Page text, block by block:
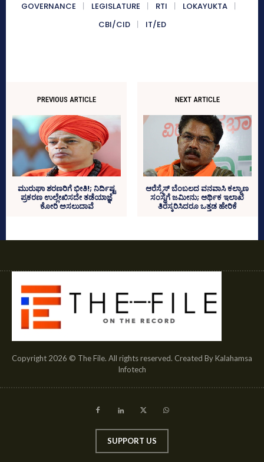
GOVERNANCE LEGISLATURE RTI
LOKAYUKTA
CBI/CID
IT/ED
PREVIOUS ARTICLE
ಮುರುಘಾ ಶರಣರಿಗೆ ಭೀತಿ!; ನಿರ್ದಿಷ್ಟ
ಪ್ರಕರಣ ಉಲ್ಲೇಖಿಸದೇ ತಡೆಯಾಜ್ಞೆ
ಕೋರಿ ಅಸಲುದಾವೆ
NEXT ARTICLE
ಆರೆಸ್ಸೆಸ್‌ ಬೆಂಬಲದ ವನವಾಸಿ ಕಲ್ಯಾಣ
ಸಂಸ್ಥೆಗೆ ಜಮೀನು; ಆರ್ಥಿಕ ಇಲಾಖೆ
ತಿರಸ್ಕರಿಸಿದರೂ ಒತ್ತಡ ಹೇರಿಕೆ
Copyright 2026 © The File. All rights reserved. Created By Kalahamsa
Infotech
SUPPORT US